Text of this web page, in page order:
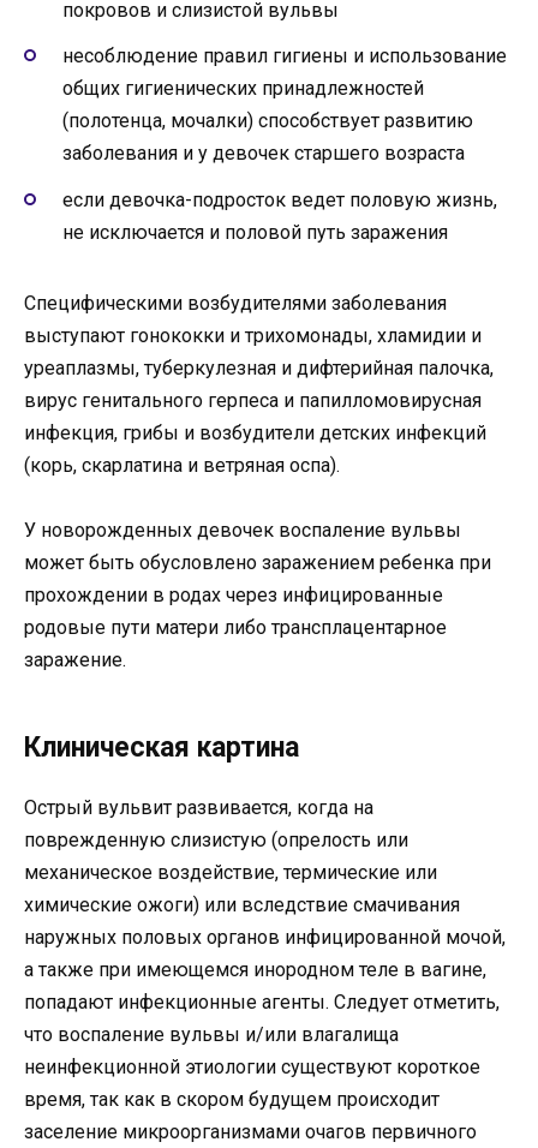
покровов и слизистой вульвы
несоблюдение правил гигиены и использование
общих гигиенических принадлежностей
(полотенца, мочалки) способствует развитию
заболевания и у девочек старшего возраста
если девочка-подросток ведет половую жизнь,
не исключается и половой путь заражения
Специфическими возбудителями заболевания
выступают гонококки и трихомонады, хламидии и
уреаплазмы, туберкулезная и дифтерийная палочка,
вирус генитального герпеса и папилломовирусная
инфекция, грибы и возбудители детских инфекций
(корь, скарлатина и ветряная оспа).
У новорожденных девочек воспаление вульвы
может быть обусловлено заражением ребенка при
прохождении в родах через инфицированные
родовые пути матери либо трансплацентарное
заражение.
Клиническая картина
Острый вульвит развивается, когда на
поврежденную слизистую (опрелость или
механическое воздействие, термические или
химические ожоги) или вследствие смачивания
наружных половых органов инфицированной мочой,
а также при имеющемся инородном теле в вагине,
попадают инфекционные агенты. Следует отметить,
что воспаление вульвы и/или влагалища
неинфекционной этиологии существуют короткое
время, так как в скором будущем происходит
заселение микроорганизмами очагов первичного